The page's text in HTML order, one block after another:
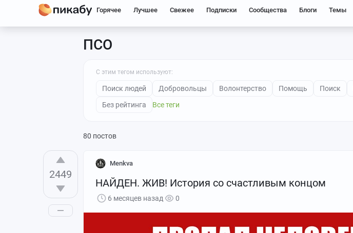
Горячее Лучшее Свежее Подписки Сообщества Блоги Темы
ПСО
С этим тегом используют:
Поиск людей Добровольцы Волонтерство Помощь Поиск
Без рейтинга
Все теги
80 постов
2449
Menkva
НАЙДЕН. ЖИВ! История со счастливым концом
6 месяцев назад 0